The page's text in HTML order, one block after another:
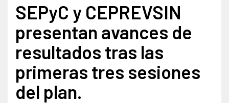
SEPyC y CEPREVSIN
presentan avances de
resultados tras las
primeras tres sesiones
del plan.